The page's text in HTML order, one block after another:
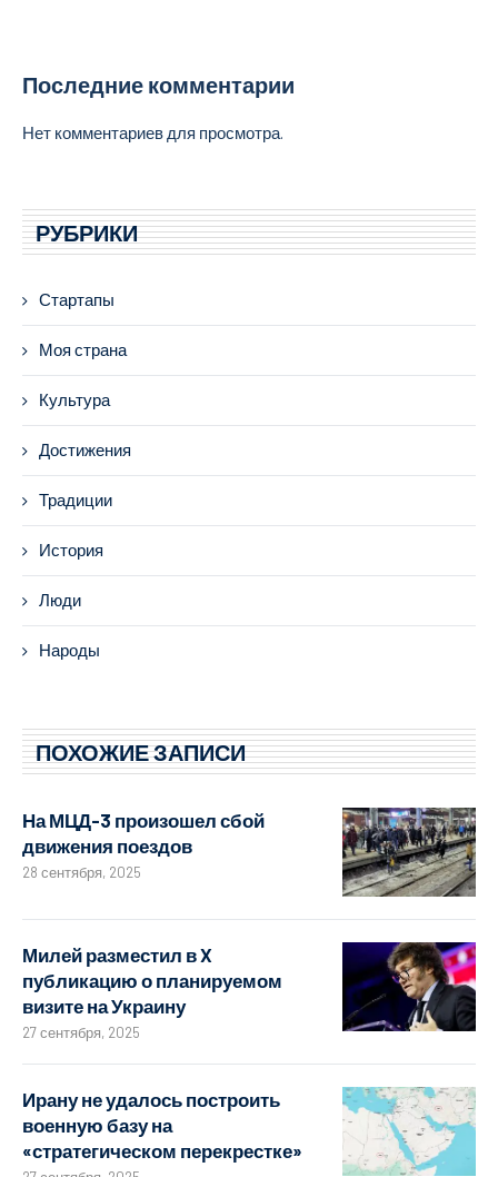
Последние комментарии
Нет комментариев для просмотра.
РУБРИКИ
Стартапы
Моя страна
Культура
Достижения
Традиции
История
Люди
Народы
ПОХОЖИЕ ЗАПИСИ
На МЦД-3 произошел сбой
движения поездов
28 сентября, 2025
Милей разместил в X
публикацию о планируемом
визите на Украину
27 сентября, 2025
Ирану не удалось построить
военную базу на
«стратегическом перекрестке»